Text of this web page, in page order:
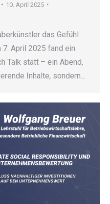
10. April 2025
das Gefühl
April 2025 fand ein
Talk statt – ein Abend,
Inhalte, sondern…